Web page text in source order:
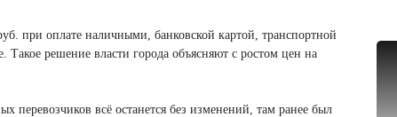
при оплате наличными, банковской картой, транспортной
Такое решение власти города объясняют с ростом цен на
перевозчиков всё останется без изменений, там ранее был